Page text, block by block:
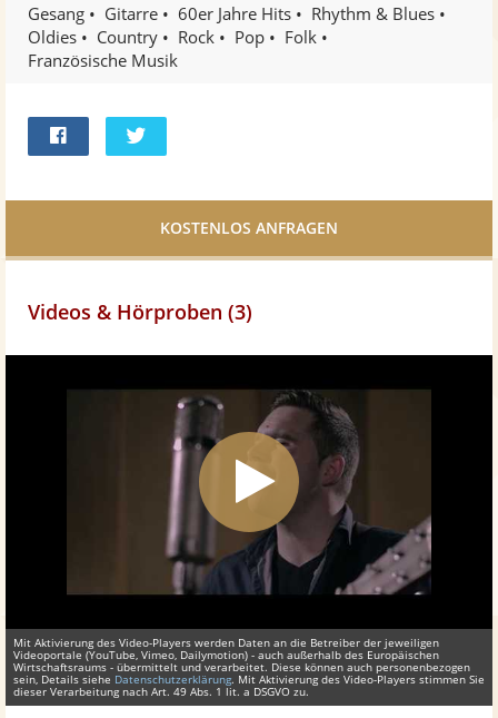
Gesang Gitarre 60er Jahre Hits
Rhythm & Blues
Oldies
Country Rock Pop
Folk
Französische Musik
Facebook
Videos & Hörproben (3)
Mit Aktivierung des Video-Players werden Daten an die Betreiber der jeweiligen
Videoportale (YouTube, Vimeo, Dailymotion) - auch außerhalb des Europäischen
Wirtschaftsraums - übermittelt und verarbeitet. Diese können auch personenbezogen
sein, Details siehe Datenschutzerklärung. Mit Aktivierung des Video-Players stimmen Sie
dieser Verarbeitung nach Art. 49 Abs. 1 lit. a DSGVO zu.